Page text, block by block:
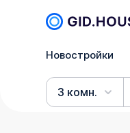
Новостройки
3 комн.